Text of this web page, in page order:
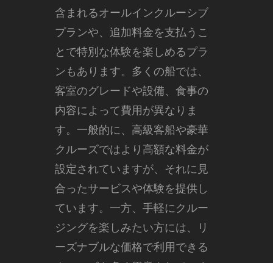
含まれるオールインクルーシブ
プランや、追加料金を支払うこ
とで特別な体験を楽しめるプラ
ンもあります。多くの船では、
客室のグレードや設備、食事の
内容によって費用が異なりま
す。一般的に、高級客船や豪華
クルーズではより高額な料金が
設定されていますが、それに見
合ったサービスや体験を提供し
ています。一方、手軽にクルー
ジングを楽しみたい方には、リ
ーズナブルな価格で利用できる